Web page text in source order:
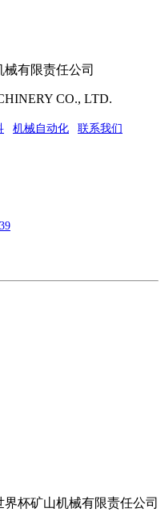
有限责任公司
CO., LTD.
机械自动化 联系我们
杯矿山机械有限责任公司